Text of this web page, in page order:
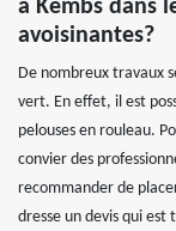
à Kembs dans
avoisinantes?
De nombreux travaux
vert. En effet, il est
pelouses en rouleau.
convier des
recommander de
dresse un devis qui